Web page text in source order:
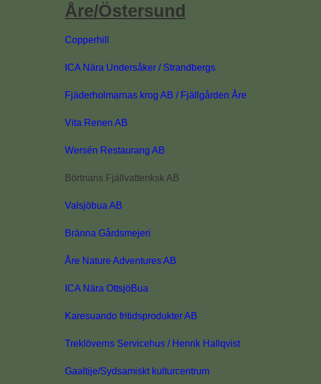
Åre/Östersund
Copperhill
ICA Nära Undersåker / Strandbergs
Fjäderholmarnas krog AB / Fjällgården Åre
Vita Renen AB
Wersén Restaurang AB
Börtnans Fjällvattenksk AB
Valsjöbua AB
Bränna Gårdsmejeri
Åre Nature Adventures AB
ICA Nära OttsjöBua
Karesuando fritidsprodukter AB
Treklöverns Servicehus / Henrik Hallqvist
Gaaltije/Sydsamiskt kulturcentrum